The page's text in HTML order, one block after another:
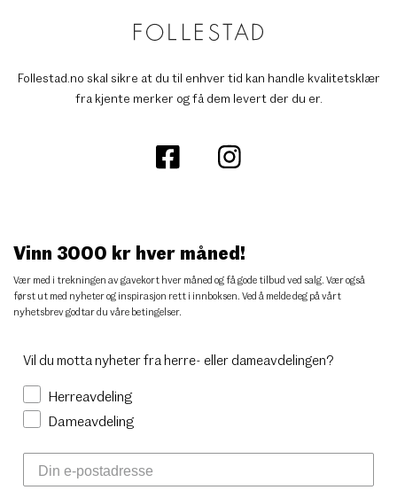
Follestad.no skal sikre at du til enhver tid kan handle kvalitetsklær
fra kjente merker og få dem levert der du er.
Vinn 3000 kr hver måned!
Vær med i trekningen av gavekort hver måned og få gode tilbud ved salg. Vær også
først ut med nyheter og inspirasjon rett i innboksen. Ved å melde deg på vårt
nyhetsbrev godtar du våre betingelser.
Vil du motta nyheter fra herre- eller dameavdelingen?
Herreavdeling
Dameavdeling